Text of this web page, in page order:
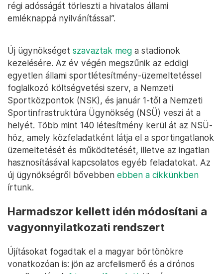
régi adósságát törleszti a hivatalos állami
emléknappá nyilvánítással”.
Új ügynökséget szavaztak meg a stadionok
kezelésére. Az év végén megszűnik az eddigi
egyetlen állami sportlétesítmény-üzemeltetéssel
foglalkozó költségvetési szerv, a Nemzeti
Sportközpontok (NSK), és január 1-től a Nemzeti
Sportinfrastruktúra Ügynökség (NSÜ) veszi át a
helyét. Több mint 140 létesítmény kerül át az NSÜ-
höz, amely közfeladatként látja el a sportingatlanok
üzemeltetését és működtetését, illetve az ingatlan
hasznosításával kapcsolatos egyéb feladatokat. Az
új ügynökségről bővebben ebben a cikkünkben
írtunk.
Harmadszor kellett idén módosítani a
vagyonnyilatkozati rendszert
Újításokat fogadtak el a magyar börtönökre
vonatkozóan is: jön az arcfelismerő és a drónos